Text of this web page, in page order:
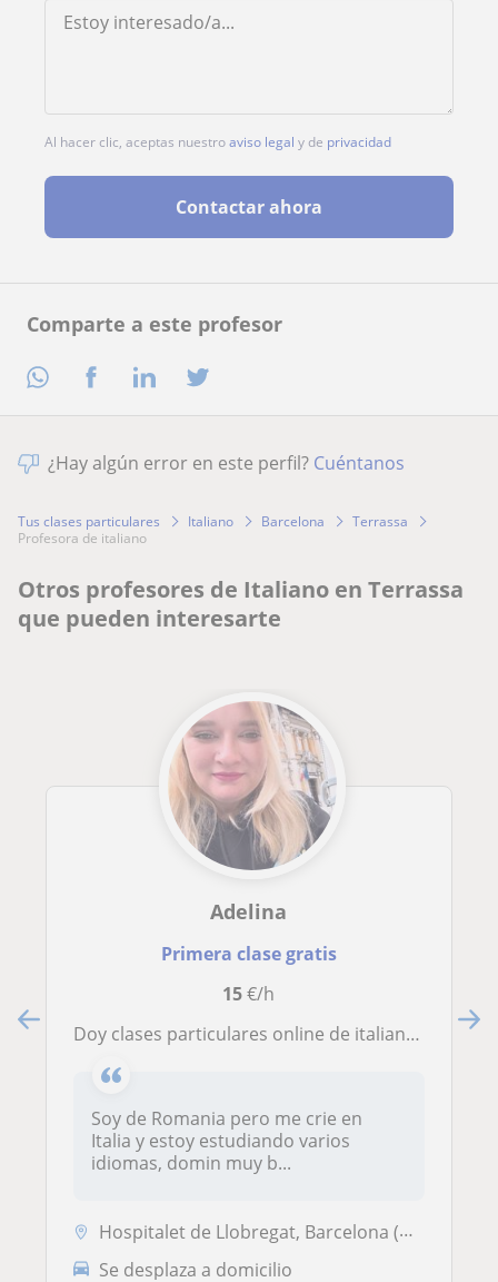
Comparte a este profesor
Al hacer clic, aceptas nuestroaviso legal y de privacidad
Contactar ahora
¿Hay algún error en este perfil? Cuéntanos
Tus clases particulares Italiano Barcelona
Terrassa
profesora de italiano
Otros profesores de Italiano en Terrassa
que pueden interesarte
Adelina
Primera clase gratis
15€/h
Doy clases particulares online de italiano, ingles, rumano
Soy de Romania pero me crie en
Italia y estoy estudiando varios
idiomas, domin muy b...
Hospitalet de Llobregat, Barcelona (Ciudad), Sant Adrià de Besòs, Sant...
Se desplaza a domicilio